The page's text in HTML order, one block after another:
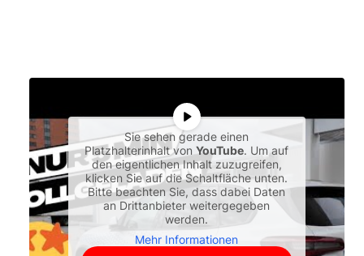
Sie sehen gerade einen
Platzhalterinhalt vonYouTube. Um auf
den eigentlichen Inhalt zuzugreifen,
klicken Sie auf die Schaltfläche unten.
Bitte beachten Sie, dass dabei Daten
an Drittanbieter weitergegeben
werden.
Mehr Informationen